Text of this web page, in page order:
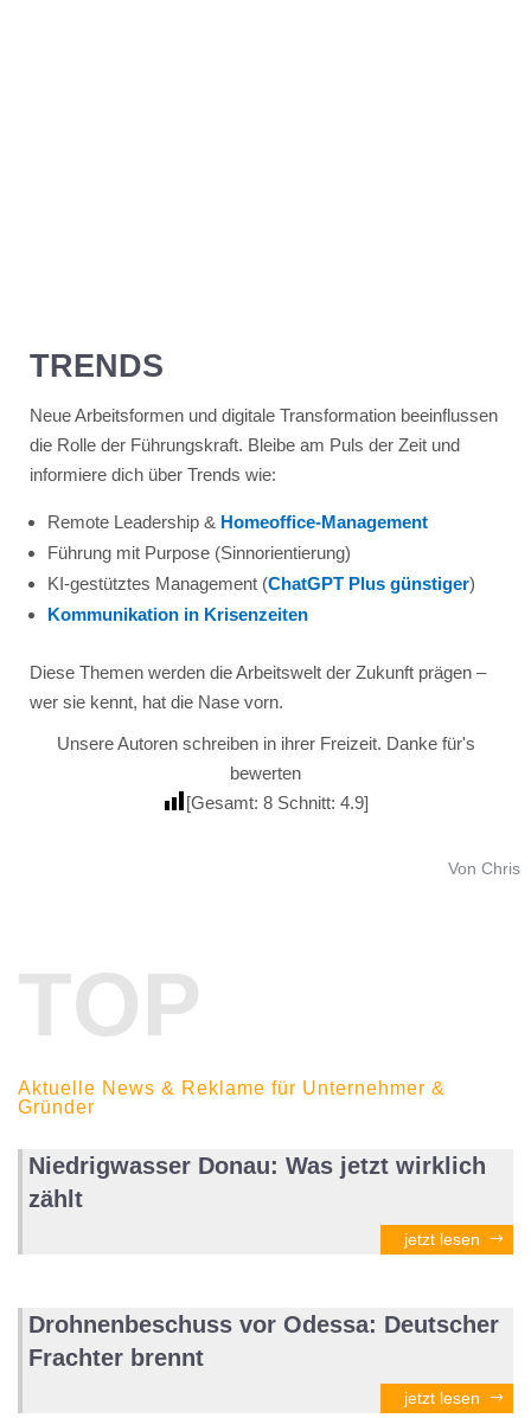
TRENDS
Neue Arbeitsformen und digitale Transformation beeinflussen
die Rolle der Führungskraft. Bleibe am Puls der Zeit und
informiere dich über Trends wie:
Remote Leadership & Homeoffice-Management
Führung mit Purpose (Sinnorientierung)
KI-gestütztes Management (ChatGPT Plus günstiger)
Kommunikation in Krisenzeiten
Diese Themen werden die Arbeitswelt der Zukunft prägen –
wer sie kennt, hat die Nase vorn.
Unsere Autoren schreiben in ihrer Freizeit. Danke für's
bewerten
[Gesamt: 8 Schnitt: 4.9]
Von Chris
TOP
Aktuelle News & Reklame für Unternehmer &
Gründer
Niedrigwasser Donau: Was jetzt wirklich
zählt
jetzt lesen
Drohnenbeschuss vor Odessa: Deutscher
Frachter brennt
jetzt lesen